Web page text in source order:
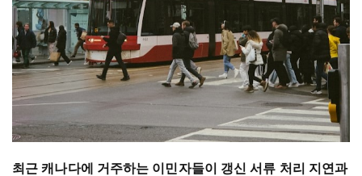
최근 캐나다에 거주하는 이민자들이 갱신 서류 처리 지연과